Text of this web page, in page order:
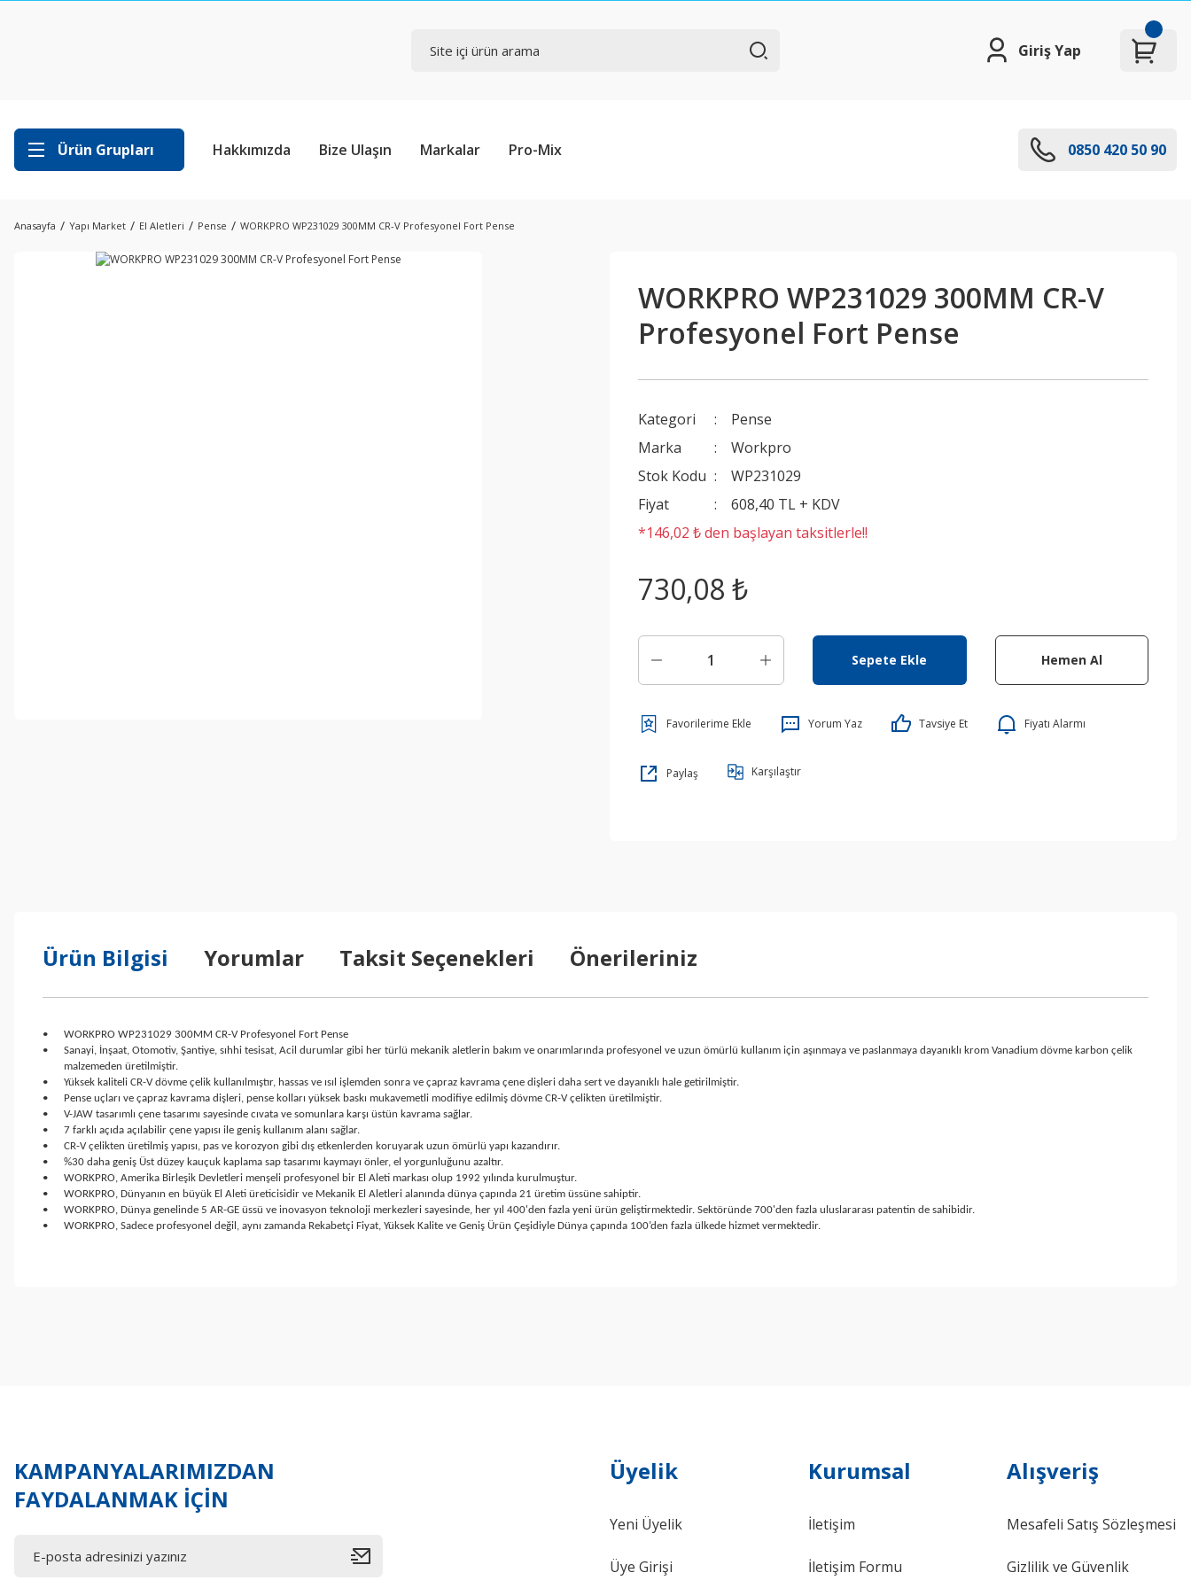
Giriş Yap
Ürün Grupları Hakkımızda Bize Ulaşın Markalar Pro-Mix 0850 420 50 90
Anasayfa Yapı Market El Aletleri Pense WORKPRO WP231029 300MM CR-V Profesyonel Fort Pense
WORKPRO WP231029 300MM CR-V
Profesyonel Fort Pense
Kategori
Pense
Marka
Workpro
Stok Kodu
WP231029
Fiyat
608,40 TL + KDV
*146,02 ₺ den başlayan taksitlerle!!
730,08 ₺
Sepete Ekle Hemen Al
Yorum Yaz Tavsiye Et Fiyatı Alarmı
Paylaş Karşılaştır
Ürün Bilgisi Yorumlar Taksit Seçenekleri Önerileriniz
•
WORKPRO WP231029 300MM CR-V Profesyonel Fort Pense
•
Sanayi, İnşaat, Otomotiv, Şantiye, sıhhi tesisat, Acil durumlar gibi her türlü mekanik aletlerin bakım ve onarımlarında profesyonel ve uzun ömürlü kullanım için aşınmaya ve paslanmaya dayanıklı krom Vanadium dövme karbon çelik
malzemeden üretilmiştir.
•
Yüksek kaliteli CR-V dövme çelik kullanılmıştır, hassas ve ısıl işlemden sonra ve çapraz kavrama çene dişleri daha sert ve dayanıklı hale getirilmiştir.
•
Pense uçları ve çapraz kavrama dişleri, pense kolları yüksek baskı mukavemetli modifiye edilmiş dövme CR-V çelikten üretilmiştir.
•
V-JAW tasarımlı çene tasarımı sayesinde cıvata ve somunlara karşı üstün kavrama sağlar.
•
7 farklı açıda açılabilir çene yapısı ile geniş kullanım alanı sağlar.
•
CR-V çelikten üretilmiş yapısı, pas ve korozyon gibi dış etkenlerden koruyarak uzun ömürlü yapı kazandırır.
•
%30 daha geniş Üst düzey kauçuk kaplama sap tasarımı kaymayı önler, el yorgunluğunu azaltır.
•
WORKPRO, Amerika Birleşik Devletleri menşeli profesyonel bir El Aleti markası olup 1992 yılında kurulmuştur.
•
WORKPRO, Dünyanın en büyük El Aleti üreticisidir ve Mekanik El Aletleri alanında dünya çapında 21 üretim üssüne sahiptir.
•
WORKPRO, Dünya genelinde 5 AR-GE üssü ve inovasyon teknoloji merkezleri sayesinde, her yıl 400'den fazla yeni ürün geliştirmektedir. Sektöründe 700'den fazla uluslararası patentin de sahibidir.
•
WORKPRO, Sadece profesyonel değil, aynı zamanda Rekabetçi Fiyat, Yüksek Kalite ve Geniş Ürün Çeşidiyle Dünya çapında 100’den fazla ülkede hizmet vermektedir.
KAMPANYALARIMIZDAN
FAYDALANMAK İÇİN
Üyelik
Yeni Üyelik
Üye Girişi
Kurumsal
İletişim
İletişim Formu
Alışveriş
Mesafeli Satış Sözleşmesi
Gizlilik ve Güvenlik